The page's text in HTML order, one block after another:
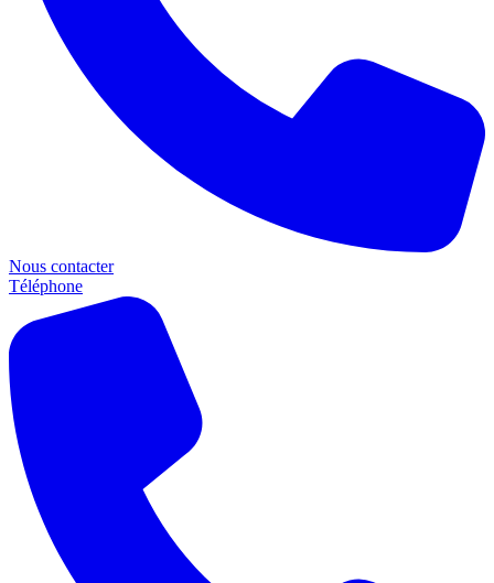
Nous contacter
Téléphone